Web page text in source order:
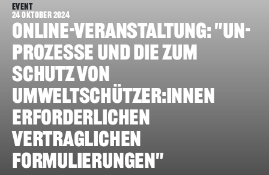
Event
24 Oktober 2024
Online-Veranstaltung: "UN-
Prozesse und die zum
Schutz von
Umweltschützer:innen
erforderlichen
vertraglichen
Formulierungen"